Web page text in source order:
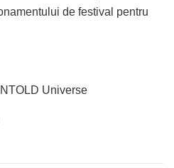
de festival pentru
Universe